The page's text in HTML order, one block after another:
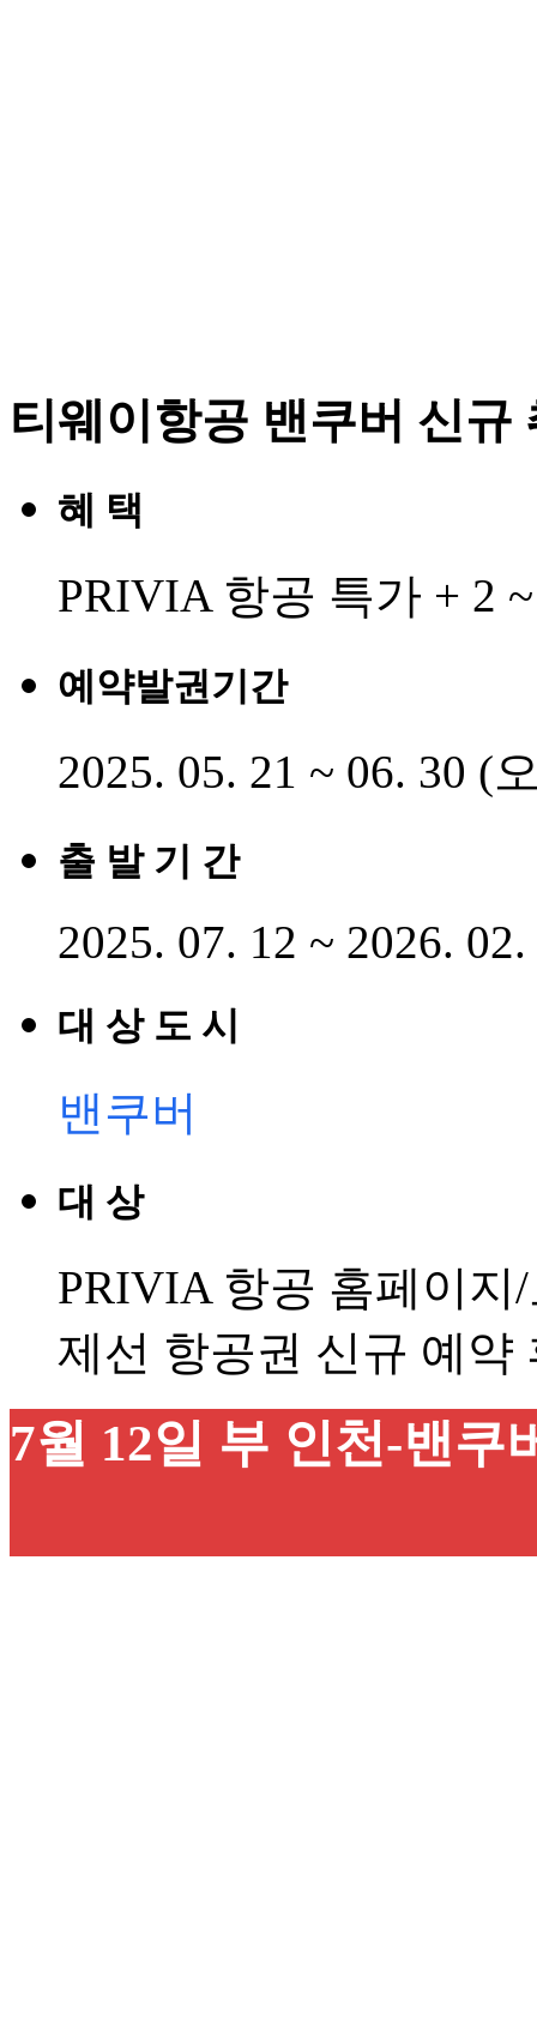
티웨이항공 밴쿠버 신규
혜 택
PRIVIA 항공 특가 + 2
예약발권기간
2025. 05. 21 ~ 06. 30 (
출 발 기 간
2025. 07. 12 ~ 2026. 02.
대 상 도 시
밴쿠버
대 상
PRIVIA 항공 홈페이지
제선 항공권 신규 예약
7월 12일 부 인천-밴쿠